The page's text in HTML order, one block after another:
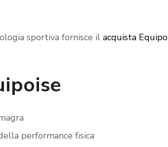
sportiva fornisce il acquista
performance fisica